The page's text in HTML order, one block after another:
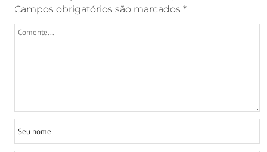
Campos obrigatórios são marcados *